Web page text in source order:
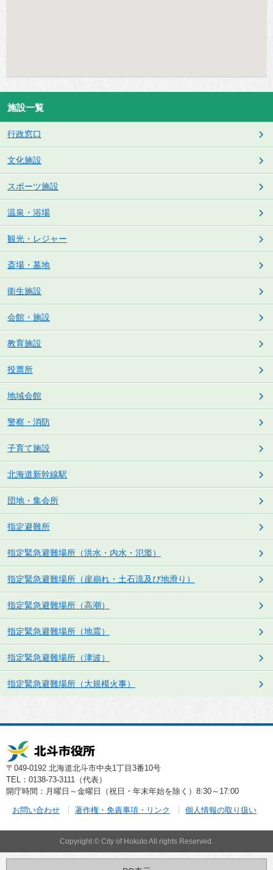
施設一覧
行政窓口
文化施設
スポーツ施設
温泉・浴場
観光・レジャー
斎場・墓地
衛生施設
会館・施設
教育施設
投票所
地域会館
警察・消防
子育て施設
北海道新幹線駅
団地・集会所
指定避難所
指定緊急避難場所（洪水・内水・氾濫）
指定緊急避難場所（崖崩れ・土石流及び地滑り）
指定緊急避難場所（高潮）
指定緊急避難場所（地震）
指定緊急避難場所（津波）
指定緊急避難場所（大規模火事）
〒049-0192 北海道北斗市中央1丁目3番10号
TEL：0138-73-3111（代表）
開庁時間：月曜日～金曜日（祝日・年末年始を除く）8:30～17:00
お問い合わせ 著作権・免責事項・リンク 個人情報の取り扱い
Copyright © City of Hokuto All rights Reserved.